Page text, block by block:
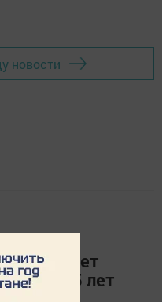
новости
приведет
через 25 лет